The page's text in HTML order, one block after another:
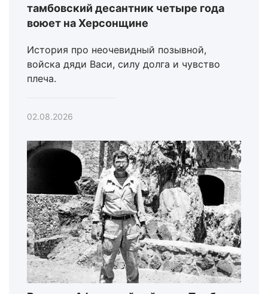
тамбовский десантник четыре года
воюет на Херсонщине
История про неочевидный позывной,
войска дяди Васи, силу долга и чувство
плеча.
02.08.2026